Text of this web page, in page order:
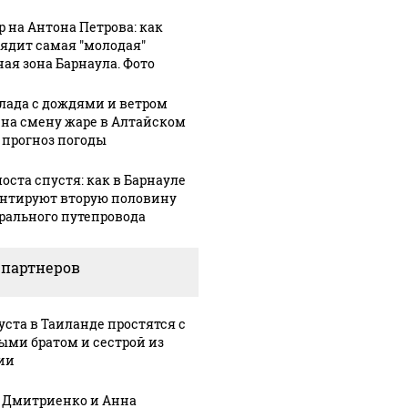
05 августа, 17:04
Супругов с
двухлетней
сапборда
на Антона Петрова: как
самая "молодая"
зона Барнаула. Фото
с дождями и ветром
смену жаре в Алтайском
прогноз погоды
спустя: как в Барнауле
вторую половину
путепровода
в Таиланде простятся с
братом и сестрой из
Дмитриенко и Анна